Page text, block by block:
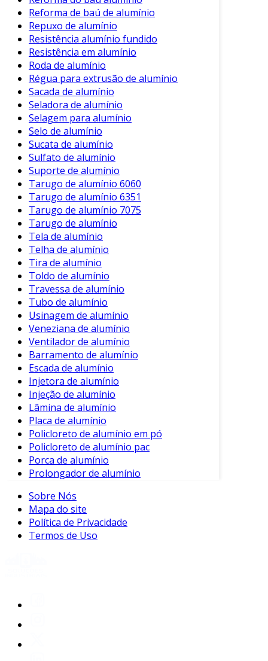
Reforma de baú de alumínio
Repuxo de alumínio
Resistência alumínio fundido
Resistência em alumínio
Roda de alumínio
Régua para extrusão de alumínio
Sacada de alumínio
Seladora de alumínio
Selagem para alumínio
Selo de alumínio
Sucata de alumínio
Sulfato de alumínio
Suporte de alumínio
Tarugo de alumínio 6060
Tarugo de alumínio 6351
Tarugo de alumínio 7075
Tarugo de alumínio
Tela de alumínio
Telha de alumínio
Tira de alumínio
Toldo de alumínio
Travessa de alumínio
Tubo de alumínio
Usinagem de alumínio
Veneziana de alumínio
Ventilador de alumínio
Barramento de alumínio
Escada de alumínio
Injetora de alumínio
Injeção de alumínio
Lâmina de alumínio
Placa de alumínio
Policloreto de alumínio em pó
Policloreto de alumínio pac
Porca de alumínio
Prolongador de alumínio
Sobre Nós
Mapa do site
Política de Privacidade
Termos de Uso